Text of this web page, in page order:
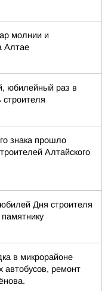
молнии и
Алтае
юбилейный раз в
знака прошло
Алтайского
Дня строителя
в микрорайоне
автобусов, ремонт